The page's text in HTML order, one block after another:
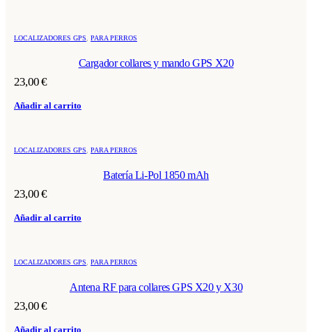
LOCALIZADORES GPS PARA PERROS
Cargador collares y mando GPS X20
23,00€
Añadir al carrito
LOCALIZADORES GPS PARA PERROS
Batería Li-Pol 1850 mAh
23,00€
Añadir al carrito
LOCALIZADORES GPS PARA PERROS
Antena RF para collares GPS X20 y X30
23,00€
Añadir al carrito